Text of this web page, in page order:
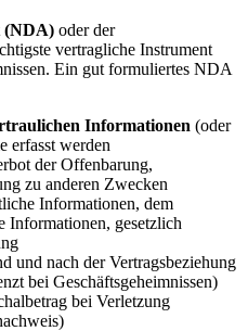
(NDA) oder der
vertragliche Instrument
Ein gut formuliertes NDA
Informationen (oder
erfasst werden
der Offenbarung,
zu anderen Zwecken
Informationen, dem
Informationen, gesetzlich
und nach der Vertragsbeziehung
bei Geschäftsgeheimnissen)
bei Verletzung